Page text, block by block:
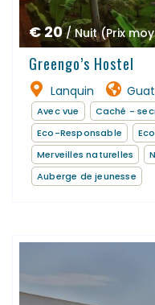
€ 20/ Nuit (Prix
Greengo’s Hostel
Lanquin
Avec vue Caché -
Eco-Responsable
Merveilles naturelles
Auberge de jeunesse